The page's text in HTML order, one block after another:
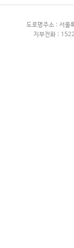
도로명주소 : 서울
지부전화 :